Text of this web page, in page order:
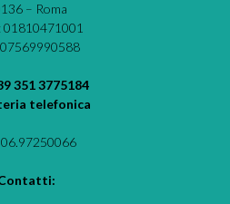
– Roma
01810471001
07569990588
351 3775184
telefonica
06.97250066